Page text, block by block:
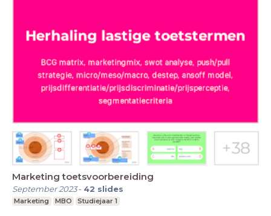
Marketing toetsvoorbereiding
September 2023- 42 slides
Marketing MBO Studiejaar 1